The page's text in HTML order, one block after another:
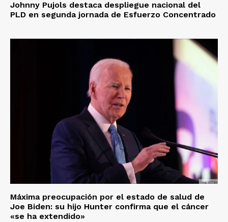
Johnny Pujols destaca despliegue nacional del
PLD en segunda jornada de Esfuerzo Concentrado
Máxima preocupación por el estado de salud de
Joe Biden: su hijo Hunter confirma que el cáncer
«se ha extendido»